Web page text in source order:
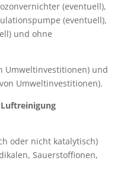
(eventuell),
(eventuell),
und ohne
Umweltinvestitionen) und
Umweltinvestitionen).
oder nicht katalytisch)
Sauerstoffionen,